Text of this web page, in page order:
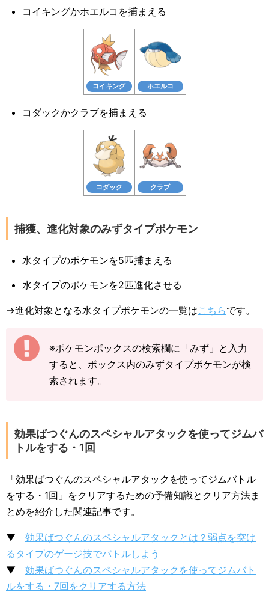
コイキングかホエルコを捕まえる
コイキング ホエルコ
コダックかクラブを捕まえる
コダック クラブ
捕獲、進化対象のみずタイプポケモン
水タイプのポケモンを5匹捕まえる
水タイプのポケモンを2匹進化させる
→進化対象となる水タイプポケモンの一覧はこちらです。
※ポケモンボックスの検索欄に「みず」と入力
すると、ボックス内のみずタイプポケモンが検
索されます。
効果ばつぐんのスペシャルアタックを使ってジムバ
トルをする・1回
「効果ばつぐんのスペシャルアタックを使ってジムバトル
をする・1回」をクリアするための予備知識とクリア方法ま
とめを紹介した関連記事です。
▼ 効果ばつぐんのスペシャルアタックとは？弱点を突け
るタイプのゲージ技でバトルしよう
▼ 効果ばつぐんのスペシャルアタックを使ってジムバト
ルをする・7回をクリアする方法